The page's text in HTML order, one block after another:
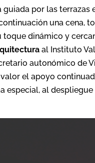
por las terrazas
una cena,
toque dinámico y
al Instituto
autonómico de
el apoyo
especial, al